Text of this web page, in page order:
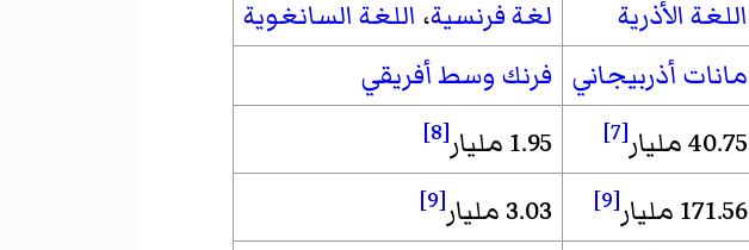
اللغة الأذرية لغة فرنسية، اللغة السانغوية
مانات أذربيجاني فرنك وسط أفريقي
40.75 مليار [7] 1.95 مليار [8]
171.56 مليار [9] 3.03 مليار [9]